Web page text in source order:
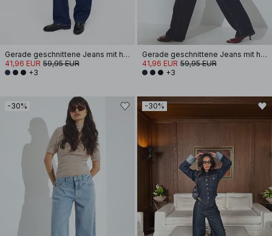
Gerade geschnittene Jeans mit hoher Taille
41,96 EUR 59,95 EUR
+3
Gerade geschnittene Jeans mit hoher Taille
41,96 EUR 59,95 EUR
+3
-30% -30%